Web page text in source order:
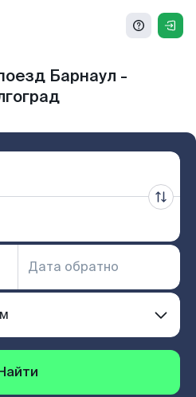
Барнаул -